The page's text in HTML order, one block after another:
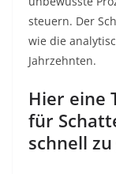
steuern. Der
wie die
Jahrzehnten.​
Hier eine
für
schnell